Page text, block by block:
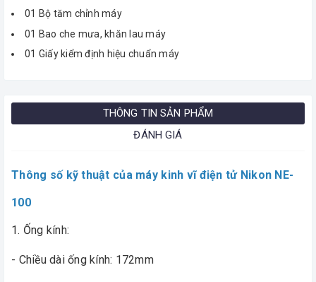
01 Bộ tăm chỉnh máy
01 Bao che mưa, khăn lau máy
01 Giấy kiểm định hiệu chuẩn máy
THÔNG TIN SẢN PHẨM
ĐÁNH GIÁ
Thông số kỹ thuật của máy kinh vĩ điện tử Nikon NE-
100
1. Ống kính:
- Chiều dài ống kính: 172mm